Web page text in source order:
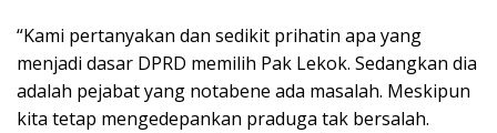
“Kami pertanyakan dan sedikit prihatin apa yang
menjadi dasar DPRD memilih Pak Lekok. Sedangkan dia
adalah pejabat yang notabene ada masalah. Meskipun
kita tetap mengedepankan praduga tak bersalah.